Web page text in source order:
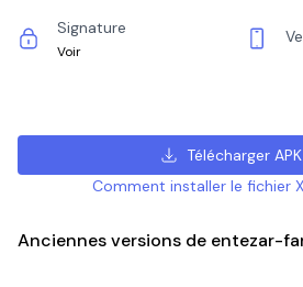
Signature
Voir
Télécharger APK
Comment installer le fichier
Anciennes versions de entezar-